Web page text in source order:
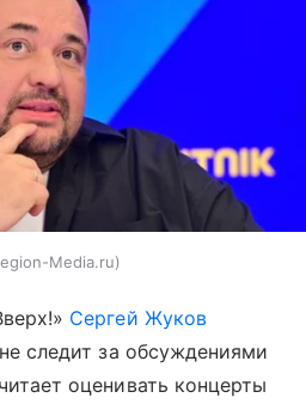
Media.ru
Сергей Жуков
следит за обсуждениями
оценивать концерты